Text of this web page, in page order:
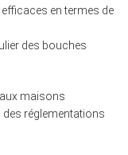
en termes de
des bouches
maisons
réglementations